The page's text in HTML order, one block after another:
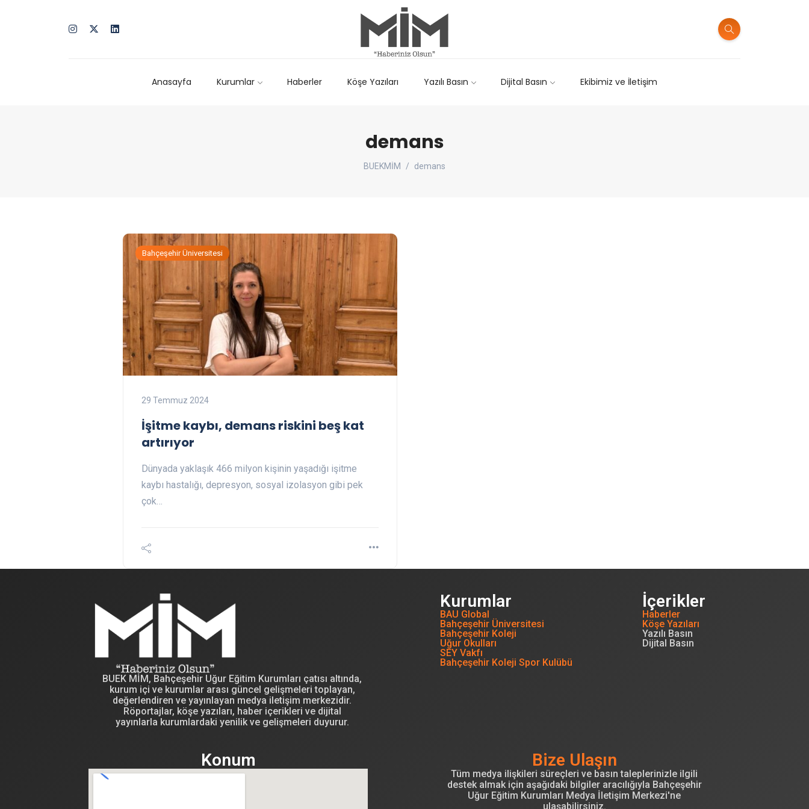
Anasayfa Kurumlar Haberler Köşe Yazıları Yazılı Basın Dijital Basın Ekibimiz ve İletişim
demans
BUEKMİM demans
Bahçeşehir Üniversitesi
29 Temmuz 2024
İşitme kaybı, demans riskini beş kat
artırıyor
Dünyada yaklaşık 466 milyon kişinin yaşadığı işitme
kaybı hastalığı, depresyon, sosyal izolasyon gibi pek
çok…
BUEK MİM, Bahçeşehir Uğur Eğitim Kurumları çatısı altında,
kurum içi ve kurumlar arası güncel gelişmeleri toplayan,
değerlendiren ve yayınlayan medya iletişim merkezidir.
Röportajlar, köşe yazıları, haber içerikleri ve dijital
yayınlarla kurumlardaki yenilik ve gelişmeleri duyurur.
Kurumlar
BAU Global
Bahçeşehir Üniversitesi
Bahçeşehir Koleji
Uğur Okulları
SEY Vakfı
Bahçeşehir Koleji Spor Kulübü
İçerikler
Haberler
Köşe Yazıları
Yazılı Basın
Dijital Basın
Konum Bize Ulaşın
Tüm medya ilişkileri süreçleri ve basın taleplerinizle ilgili
destek almak için aşağıdaki bilgiler aracılığıyla Bahçeşehir
Uğur Eğitim Kurumları Medya İletişim Merkezi'ne
ulaşabilirsiniz.